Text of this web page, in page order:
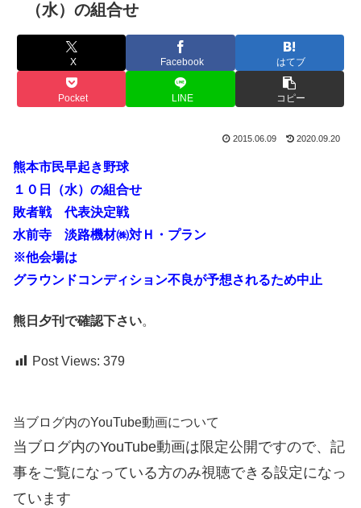
（水）の組合せ
X Facebook はてブ
Pocket LINE コピー
2015.06.09 2020.09.20
熊本市民早起き野球
１０日（水）の組合せ
敗者戦 代表決定戦
水前寺 淡路機材㈱対Ｈ・プラン
※他会場は
グラウンドコンディション不良が予想されるため中止
熊日夕刊で確認下さい。
Post Views: 379
当ブログ内のYouTube動画について
当ブログ内のYouTube動画は限定公開ですので、記
事をご覧になっている方のみ視聴できる設定になっ
ています